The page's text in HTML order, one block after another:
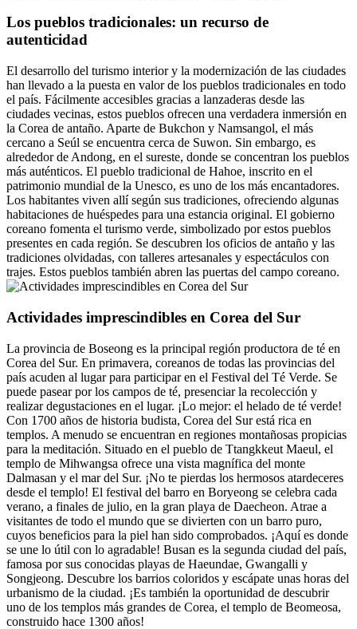
Los pueblos tradicionales: un recurso de
autenticidad
El desarrollo del turismo interior y la modernización de las ciudades
han llevado a la puesta en valor de los pueblos tradicionales en todo
el país. Fácilmente accesibles gracias a lanzaderas desde las
ciudades vecinas, estos pueblos ofrecen una verdadera inmersión en
la Corea de antaño. Aparte de Bukchon y Namsangol, el más
cercano a Seúl se encuentra cerca de Suwon. Sin embargo, es
alrededor de Andong, en el sureste, donde se concentran los pueblos
más auténticos. El pueblo tradicional de Hahoe, inscrito en el
patrimonio mundial de la Unesco, es uno de los más encantadores.
Los habitantes viven allí según sus tradiciones, ofreciendo algunas
habitaciones de huéspedes para una estancia original. El gobierno
coreano fomenta el turismo verde, simbolizado por estos pueblos
presentes en cada región. Se descubren los oficios de antaño y las
tradiciones olvidadas, con talleres artesanales y espectáculos con
trajes. Estos pueblos también abren las puertas del campo coreano.
Actividades imprescindibles en Corea del Sur
La provincia de Boseong es la principal región productora de té en
Corea del Sur. En primavera, coreanos de todas las provincias del
país acuden al lugar para participar en el Festival del Té Verde. Se
puede pasear por los campos de té, presenciar la recolección y
realizar degustaciones en el lugar. ¡Lo mejor: el helado de té verde!
Con 1700 años de historia budista, Corea del Sur está rica en
templos. A menudo se encuentran en regiones montañosas propicias
para la meditación. Situado en el pueblo de Ttangkkeut Maeul, el
templo de Mihwangsa ofrece una vista magnífica del monte
Dalmasan y el mar del Sur. ¡No te pierdas los hermosos atardeceres
desde el templo! El festival del barro en Boryeong se celebra cada
verano, a finales de julio, en la gran playa de Daecheon. Atrae a
visitantes de todo el mundo que se divierten con un barro puro,
cuyos beneficios para la piel han sido comprobados. ¡Aquí es donde
se une lo útil con lo agradable! Busan es la segunda ciudad del país,
famosa por sus conocidas playas de Haeundae, Gwangalli y
Songjeong. Descubre los barrios coloridos y escápate unas horas del
urbanismo de la ciudad. ¡Es también la oportunidad de descubrir
uno de los templos más grandes de Corea, el templo de Beomeosa,
construido hace 1300 años!